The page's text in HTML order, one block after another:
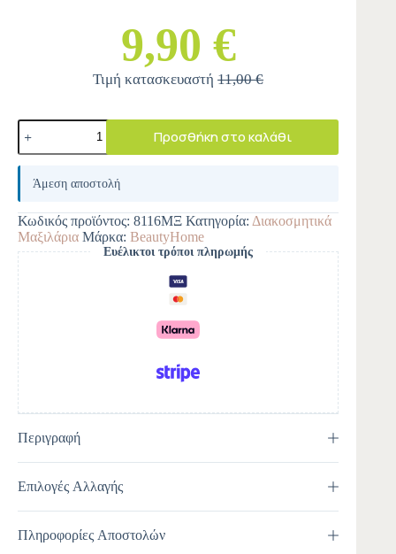
9,90 €
Τιμή κατασκευαστή11,00 €
Προσθήκη στο καλάθι
A
e
r
n
a
t
i
v
e
:
Άμεση αποστολή
Κωδικός προϊόντος: 8116ΜΞ Κατηγορία: Διακοσμητικά
Μαξιλάρια Μάρκα: BeautyHome
Ευέλικτοι τρόποι πληρωμής
Περιγραφή
Επιλογές Αλλαγής
Πληροφορίες Αποστολών